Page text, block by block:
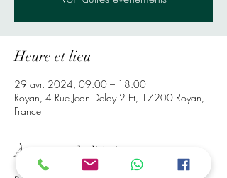
Heure et lieu
29 avr. 2024, 09:00 – 18:00
Royan, 4 Rue Jean Delay 2 Et, 17200 Royan,
France
À propos de l'événement